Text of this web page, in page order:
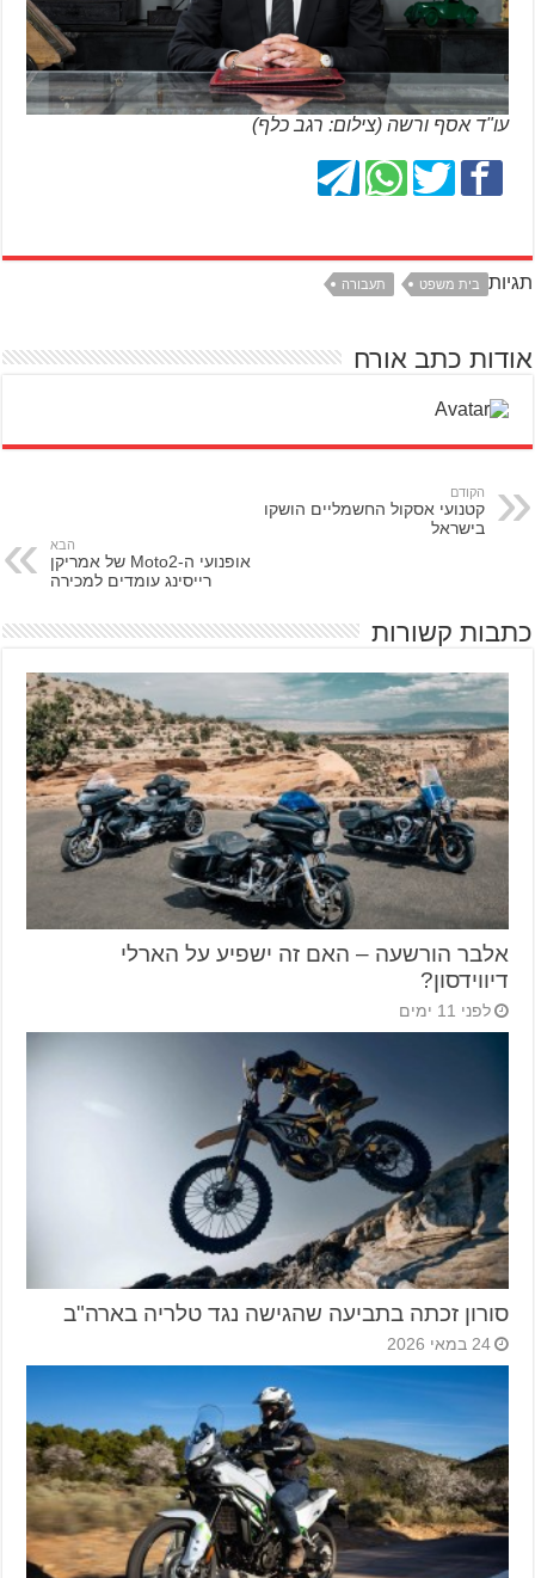
עו"ד אסף ורשה (צילום: רגב כלף)
תגיות בית משפט תעבורה
אודות כתב אורח
הקודם
קטנועי אסקול החשמליים הושקו
בישראל
הבא
אופנועי ה-Moto2 של אמריקן
רייסינג עומדים למכירה
כתבות קשורות
אלבר הורשעה – האם זה ישפיע על הארלי
דיווידסון?
לפני 11 ימים
סורון זכתה בתביעה שהגישה נגד טלריה בארה"ב
24 במאי 2026